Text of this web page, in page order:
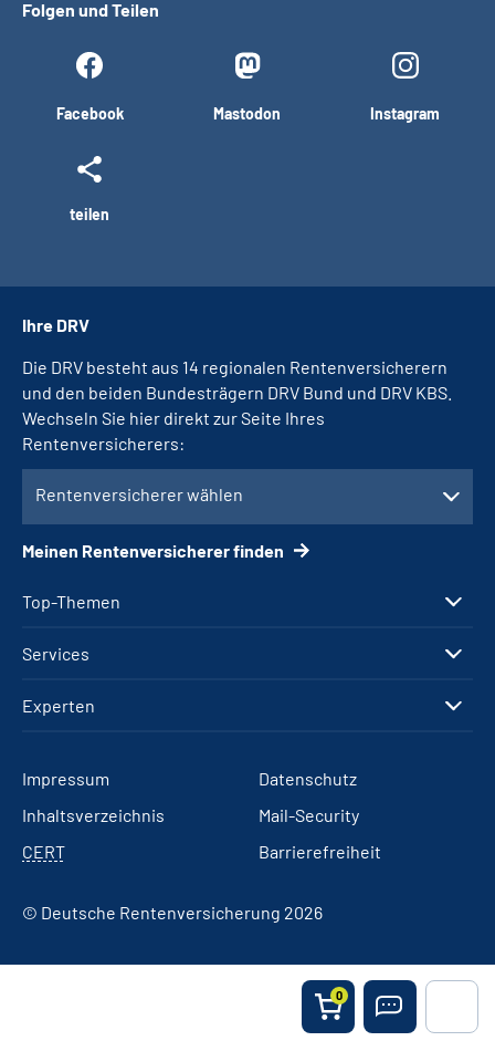
0
Folgen und Teilen
Facebook Mastodon Instagram
teilen
Top-Themen
Services
Experten
Ihre DRV
Die DRV besteht aus 14 regionalen Rentenversicherern
und den beiden Bundesträgern DRV Bund und DRV KBS.
Wechseln Sie hier direkt zur Seite Ihres
Rentenversicherers:
Rentenversicherer wählen
Meinen Rentenversicherer finden
Impressum
Datenschutz
Inhaltsverzeichnis
Mail-Security
CERT
Barrierefreiheit
© Deutsche Rentenversicherung 2026